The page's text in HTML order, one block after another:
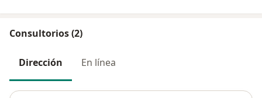
Consultorios (2)
Dirección En línea